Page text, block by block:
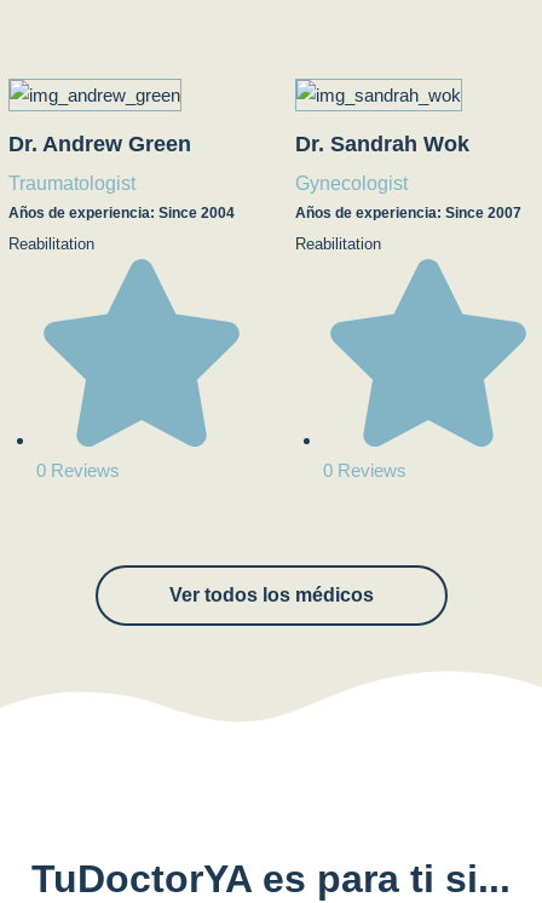
Dr. Andrew Green
Traumatologist
Años de experiencia: Since 2004
Reabilitation
0 Reviews
Dr. Sandrah Wok
Gynecologist
Años de experiencia: Since 2007
Reabilitation
0 Reviews
Ver todos los médicos
TuDoctorYA es para ti si...